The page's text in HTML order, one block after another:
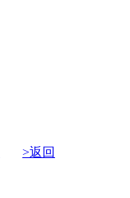
>返回